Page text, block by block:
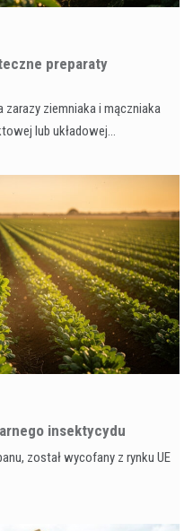
preparaty
ziemniaka i mączniaka
lub układowej…
insektycydu
został wycofany z rynku UE